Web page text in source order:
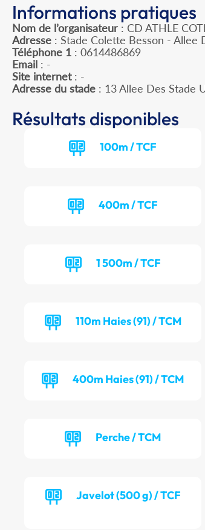
Informations pratiques
Nom de l’organisateur : CD ATHLE
Adresse : Stade Colette Besson - Allee
Téléphone 1 : 0614486869
Email : -
Site internet: -
Adresse du stade : 13 Allee Des Stade
Résultats disponibles
100m / TCF
400m / TCF
1 500m / TCF
110m Haies (91) / TCM
400m Haies (91) / TCM
Perche / TCM
Javelot (500 g) / TCF